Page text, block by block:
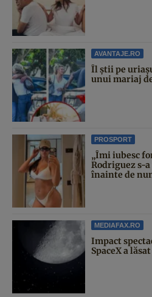
AVANTAJE.RO
Îl știi pe
unui mariaj
PROSPORT
„Îmi iubesc
Rodriguez s-
înainte de
MEDIAFAX.RO
Impact
SpaceX a